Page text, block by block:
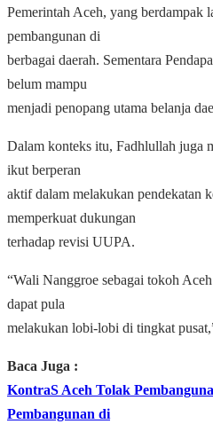
Pemerintah Aceh, yang berdampak
pembangunan di
berbagai daerah. Sementara
belum mampu
menjadi penopang utama belanja
Dalam konteks itu, Fadhlullah juga
ikut berperan
aktif dalam melakukan pendekatan
memperkuat dukungan
terhadap revisi UUPA.
“Wali Nanggroe sebagai tokoh
dapat pula
melakukan lobi-lobi di tingkat
Baca Juga :
KontraS Aceh Tolak
Pembangunan di